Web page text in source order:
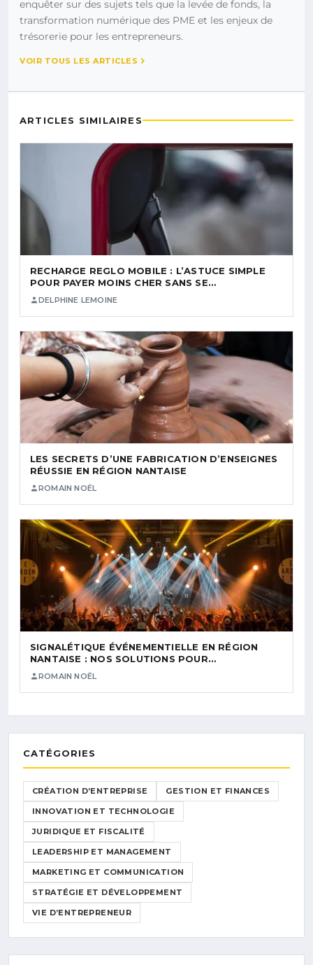
enquêter sur des sujets tels que la levée de fonds, la
transformation numérique des PME et les enjeux de
trésorerie pour les entrepreneurs.
VOIR TOUS LES ARTICLES
ARTICLES SIMILAIRES
RECHARGE REGLO MOBILE : L’ASTUCE SIMPLE
POUR PAYER MOINS CHER SANS SE…
DELPHINE LEMOINE
LES SECRETS D’UNE FABRICATION D’ENSEIGNES
RÉUSSIE EN RÉGION NANTAISE
ROMAIN NOËL
SIGNALÉTIQUE ÉVÉNEMENTIELLE EN RÉGION
NANTAISE : NOS SOLUTIONS POUR…
ROMAIN NOËL
CATÉGORIES
CRÉATION D’ENTREPRISE GESTION ET FINANCES
INNOVATION ET TECHNOLOGIE
JURIDIQUE ET FISCALITÉ
LEADERSHIP ET MANAGEMENT
MARKETING ET COMMUNICATION
STRATÉGIE ET DÉVELOPPEMENT
VIE D’ENTREPRENEUR